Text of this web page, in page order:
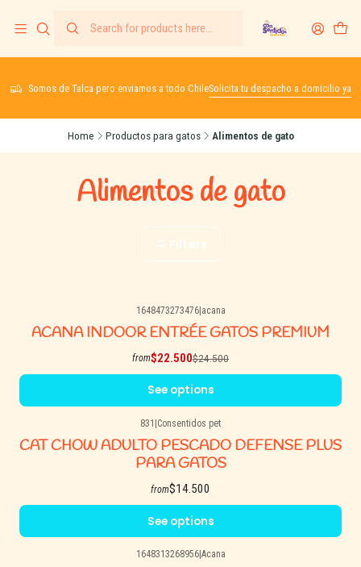
Somos de Talca pero enviamos a todo ChileSolicita tu despacho a domicilio ya
Home Productos para gatos Alimentos de gato
Alimentos de gato
Filters
1648473273476|acana
ACANA INDOOR ENTRÉE GATOS PREMIUM
from$22.500$24.500
See options
831 Consentidos pet
CAT CHOW ADULTO PESCADO DEFENSE PLUS
PARA GATOS
from$14.500
See options
1648313268956| Acana